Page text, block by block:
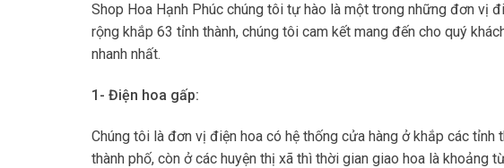
Shop Hoa Hạnh Phúc chúng tôi tự hào là một trong những đơn vị
rộng khắp 63 tỉnh thành, chúng tôi cam kết mang đến cho quý
nhanh nhất.
1- Điện hoa gấp:
Chúng tôi là đơn vị điện hoa có hệ thống cửa hàng ở khắp các
thành phố, còn ở các huyện thị xã thì thời gian giao hoa là khoảng